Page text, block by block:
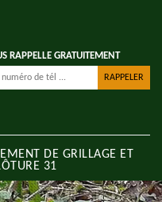
RAPPELLE GRATUITEMENT
DE GRILLAGE ET
31